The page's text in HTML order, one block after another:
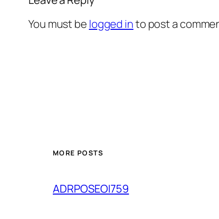
You must be logged into post a
MORE POSTS
ADRPOSEOI759